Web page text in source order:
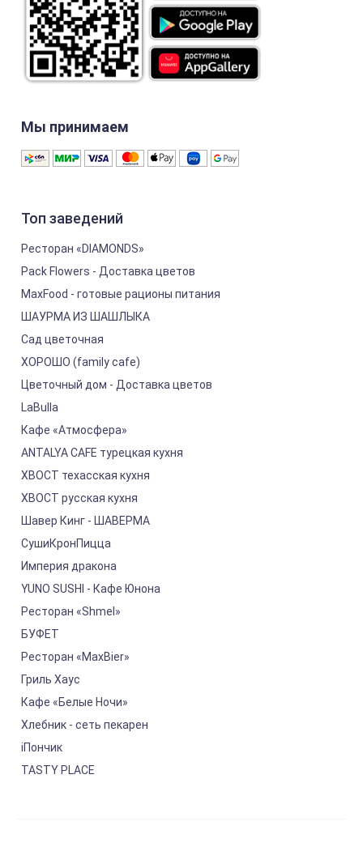
Мы принимаем
Топ заведений
Ресторан «DIAMONDS»
Pack Flowers - Доставка цветов
MaxFood - готовые рационы питания
ШАУРМА ИЗ ШАШЛЫКА
Сад цветочная
ХОРОШО (family cafe)
Цветочный дом - Доставка цветов
LaBulla
Кафе «Атмосфера»
ANTALYA CAFE турецкая кухня
ХВОСТ техасская кухня
ХВОСТ русская кухня
Шавер Кинг - ШАВЕРМА
СушиКронПицца
Империя дракона
YUNO SUSHI - Кафе Юнона
Ресторан «Shmel»
БУФЕТ
Ресторан «MaxBier»
Гриль Хаус
Кафе «Белые Ночи»
Хлебник - сеть пекарен
iПончик
TASTY PLACE